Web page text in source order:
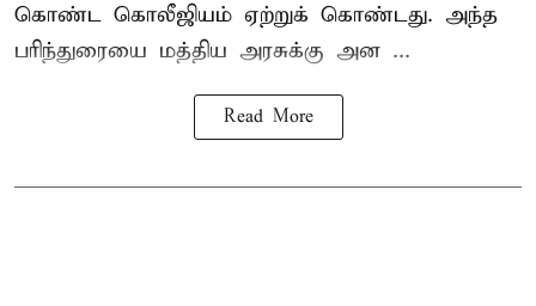
கொண்ட கொலீஜியம் ஏற்றுக் கொண்டது. அந்த
பரிந்துரையை மத்திய அரசுக்கு அன ...
Read More